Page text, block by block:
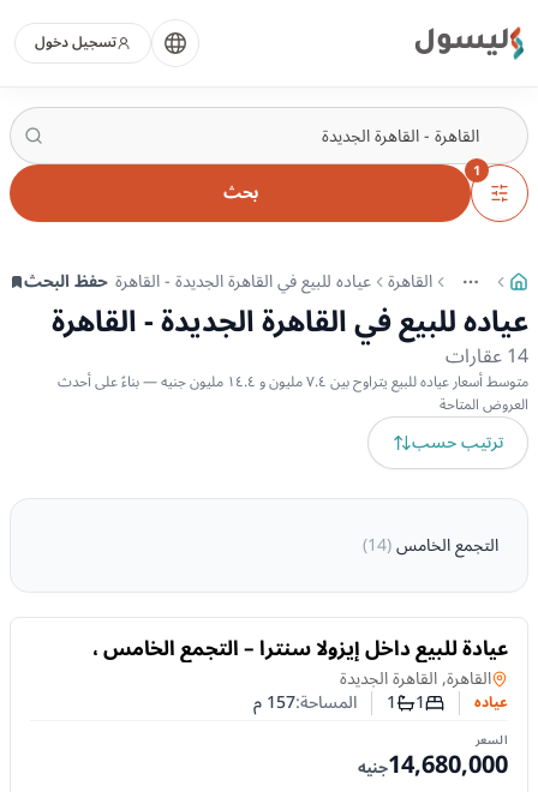
ليسول تسجيل دخول
1
بحث
More
عرض المزيد من المسارات
القاهرة عياده للبيع في القاهرة الجديدة - القاهرة حفظ البحث
عياده للبيع في القاهرة الجديدة - القاهرة
14عقارات
متوسط أسعار عياده للبيع يتراوح بين ٧.٤ مليون و ١٤.٤ مليون جنيه — بناءً على أحدث
العروض المتاحة
ترتيب حسب
التجمع الخامس(
14
)
للبيع
عيادة للبيع داخل إيزولا سنترا – التجمع الخامس ،
دقيقتين فقط من AUC.
عيادهفي
القاهرة, القاهرة الجديدة
عياده عدد غرف النوم
1عدد الحمامات
1 المساحة:157م
السعر
14,680,000جنيه